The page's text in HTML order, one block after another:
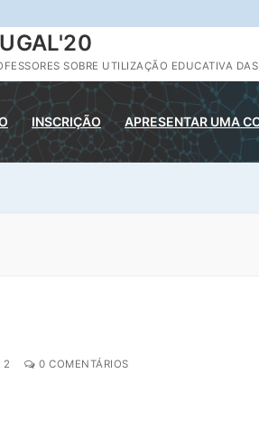
SOBRE UTILIZAÇÃO EDUCATIVA
INSCRIÇÃO APRESENTAR UMA
2 0 COMENTÁRIOS